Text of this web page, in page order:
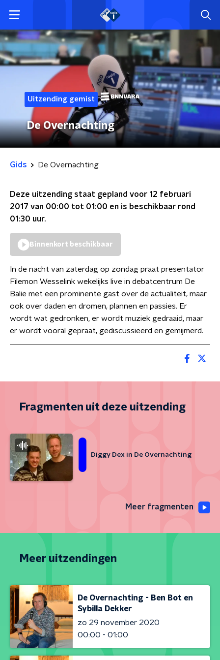
Uitzending gemist
De Overnachting
Gids De Overnachting
Deze uitzending staat gepland voor 12 februari
2017 van 00:00 tot 01:00 en is beschikbaar rond
01:30 uur.
Binnenkort beschikbaar
In de nacht van zaterdag op zondag praat presentator
Filemon Wesselink wekelijks live in debatcentrum De
Balie met een prominente gast over de actualiteit, maar
ook over daden en dromen, plannen en passies. Er
wordt wat gedronken, er wordt muziek gedraaid, maar
er wordt vooral gepraat, gediscussieerd en gemijmerd.
Fragmenten uit deze uitzending
Diggy Dex in De Overnachting
Meer fragmenten
Meer uitzendingen
De Overnachting - Ben Bot en
Sybilla Dekker
zo 29 november 2020
00:00 - 01:00